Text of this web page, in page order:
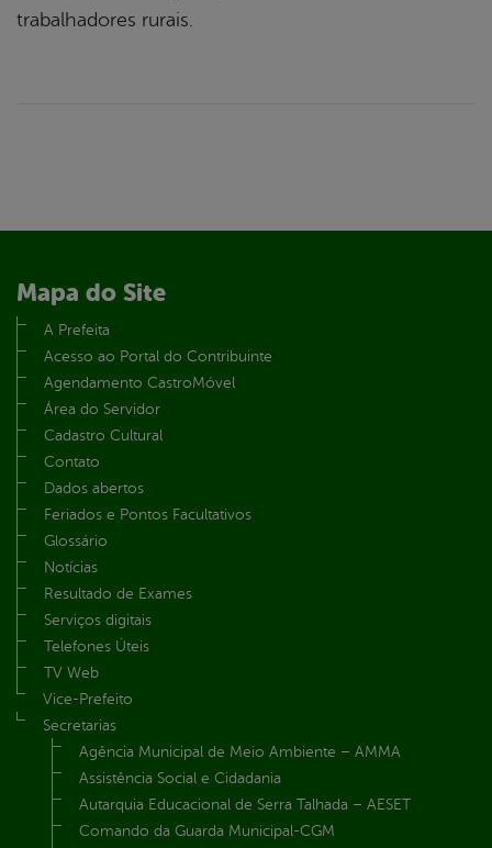
trabalhadores rurais.
Mapa do Site
A Prefeita
Acesso ao Portal do Contribuinte
Agendamento CastroMóvel
Área do Servidor
Cadastro Cultural
Contato
Dados abertos
Feriados e Pontos Facultativos
Glossário
Notícias
Resultado de Exames
Serviços digitais
Telefones Úteis
TV Web
Vice-Prefeito
Secretarias
Agência Municipal de Meio Ambiente – AMMA
Assistência Social e Cidadania
Autarquia Educacional de Serra Talhada – AESET
Comando da Guarda Municipal-CGM